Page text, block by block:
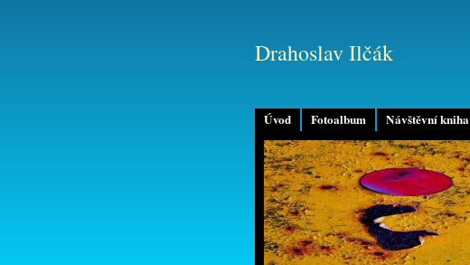
Úvod Fotoalbum Návštěvní kniha
Drahoslav Ilčák